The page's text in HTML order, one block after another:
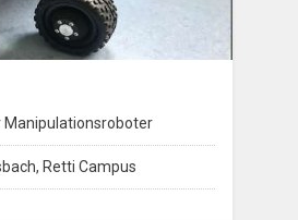
Retti Campus